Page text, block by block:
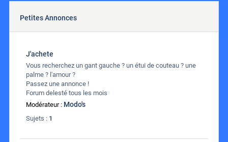
Petites Annonces
J'achete
Vous recherchez un gant gauche ? un étui de couteau ? une
palme ? l'amour ?
Passez une annonce !
Forum delesté tous les mois
Modérateur : Modo's
Sujets : 1